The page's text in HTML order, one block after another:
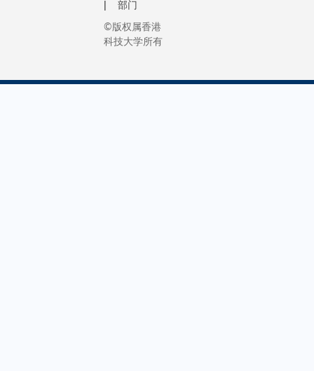
部门
©版权属香港
科技大学所有